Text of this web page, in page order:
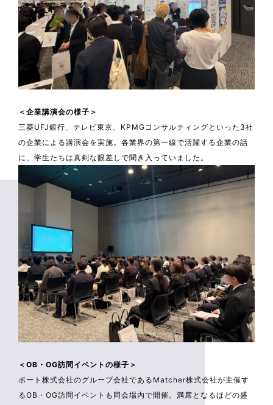
＜企業講演会の様子＞
三菱UFJ銀行、テレビ東京、KPMGコンサルティングといった3社
の企業による講演会を実施。各業界の第一線で活躍する企業の話
に、学生たちは真剣な眼差しで聞き入っていました。
＜OB・OG訪問イベントの様子＞
ポート株式会社のグループ会社であるMatcher株式会社が主催す
るOB・OG訪問イベントも同会場内で開催。満席となるほどの盛